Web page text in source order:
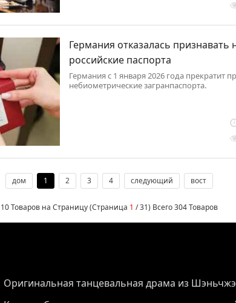
Германия отказалась признавать
российские паспорта
Германия с 1 января 2026 года прекратит
небиометрические загранпаспорта.
дом 1 2 3 4 следующий вост
10 Товаров на Страницу (Страница 1 / 31) Всего 304 Товаров
Оригинальная танцевальная драма из